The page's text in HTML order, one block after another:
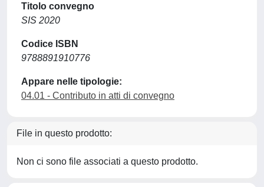
Titolo convegno
SIS 2020
Codice ISBN
9788891910776
Appare nelle tipologie:
04.01 - Contributo in atti di convegno
File in questo prodotto:
Non ci sono file associati a questo prodotto.